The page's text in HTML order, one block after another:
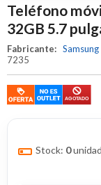
Teléfono
32GB 5.7
Fabricante: Samsung
7235
Stock: 0